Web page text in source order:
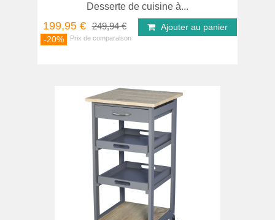
Desserte de cuisine à...
199,95 € 249,94 €
-20%
Ajouter au panier